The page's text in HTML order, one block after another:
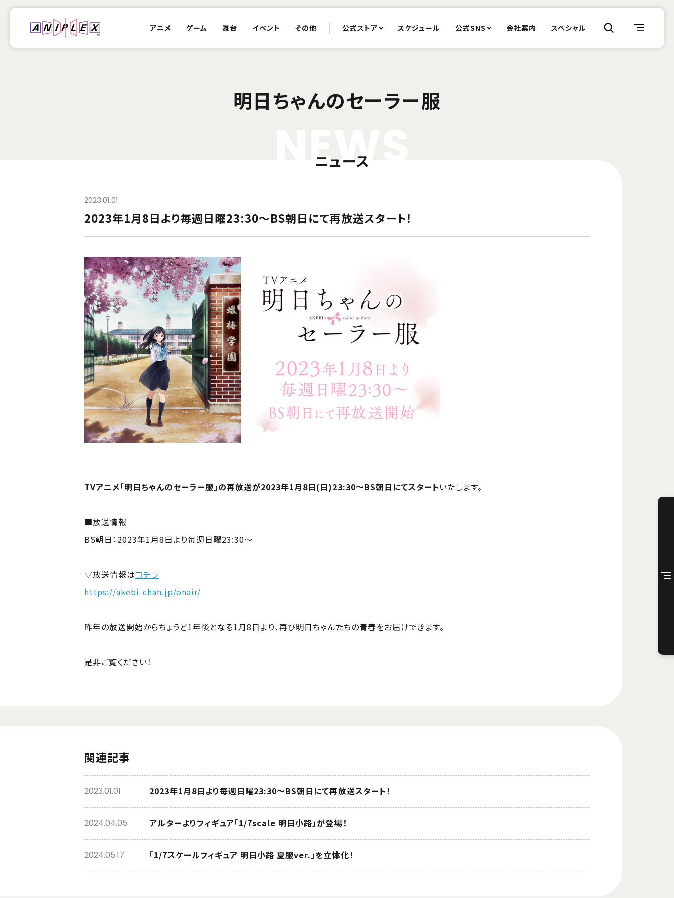
アニメ ゲーム 舞台 イベント その他 公式ストア スケジュール 公式SNS 会社案内 スペシャル
明日ちゃんのセーラー服
EW
ニュース
2023.01.01
2023年1月8日より毎週日曜23:30～BS朝日にて再放送スタート！
TVアニメ「明日ちゃんのセーラー服」の再放送が2023年1月8日(日)23:30～BS朝日にてスタートいたします。
■放送情報
BS朝日：2023年1月8日より毎週日曜23:30～
▽放送情報はコチラ
https://akebi-chan.jp/onair/
昨年の放送開始からちょうど1年後となる1月8日より、再び明日ちゃんたちの青春をお届けできます。
是非ご覧ください！
関連記事
2023年1月8日より毎週日曜23:30～BS朝日にて再放送スタート！
2023.01.01
アルターよりフィギュア「1/7scale 明日小路」が登場！
2024.04.05
「1/7スケールフィギュア 明日小路 夏服ver.」を立体化！
2024.05.17